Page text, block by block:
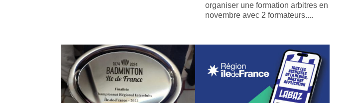
organiser une formation arbitres en
novembre avec 2 formateurs....